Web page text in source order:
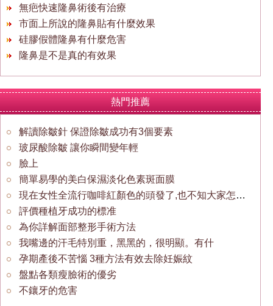
無疤快速隆鼻術後有治療
市面上所說的隆鼻貼有什麼效果
硅膠假體隆鼻有什麼危害
隆鼻是不是真的有效果
熱門推薦
解讀除皺針 保證除皺成功有3個要素
玻尿酸除皺 讓你瞬間變年輕
臉上
簡單易學的美白保濕淡化色素斑面膜
現在女性全流行咖啡紅顏色的頭發了,也不知大家怎麼看
評價種植牙成功的標准
為你詳解面部整形手術方法
我嘴邊的汗毛特別重，黑黑的，很明顯。有什
孕期產後不苦惱 3種方法有效去除妊娠紋
盤點各類瘦臉術的優劣
不鑲牙的危害